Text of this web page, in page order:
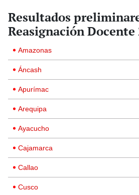
Resultados
Reasignación Docente
Amazonas
Áncash
Apurímac
Arequipa
Ayacucho
Cajamarca
Callao
Cusco